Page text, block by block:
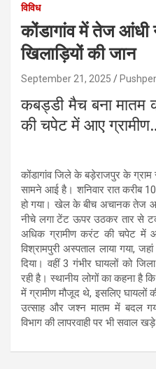
विविध
कोंडागांव में तेज
खिलाड़ियों की जान
September 21, 2025
कबड्डी मैच बना मातम
की चपेट में आए
कोंडागांव जिले के बड़ेराजपुर के ग्राम
सामने आई है। शनिवार रात करीब
हो गया। खेल के बीच अचानक तेज
नीचे लगा टेंट ऊपर उठकर तार से
अधिक ग्रामीण करंट की चपेट में
विश्रामपुरी अस्पताल लाया गया,
दिया। वहीं 3 गंभीर घायलों को
रही है। स्थानीय लोगों का कहना
में ग्रामीण मौजूद थे, इसलिए घायलों
उत्साह और जश्न मातम में बदल
विभाग की लापरवाही पर भी सवाल